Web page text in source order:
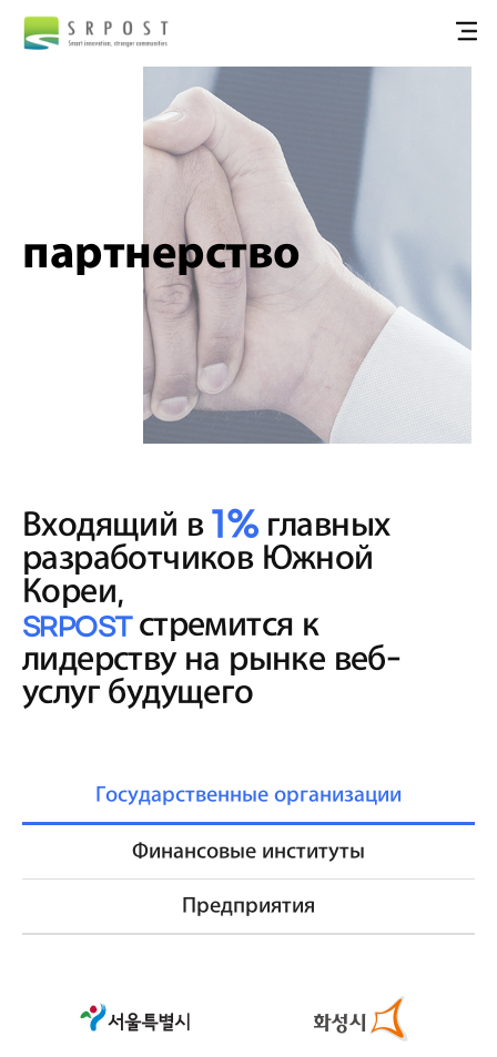
партнерство
Входящий в 1% главных
разработчиков Южной
Кореи,
SRPOST стремится к
лидерству на рынке веб-
услуг будущего
Государственные организации
Финансовые институты
Предприятия